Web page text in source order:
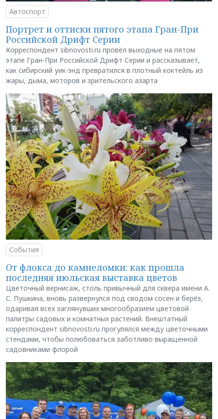
Автоспорт
Портрет и оттиски пятого этапа Гран-При
Российской Дрифт Серии
Корреспондент sibnovosti.ru провёл выходные на пятом
этапе Гран-При Российской Дрифт Серии и рассказывает,
как сибирский уик-энд превратился в плотный коктейль из
жары, дыма, моторов и зрительского азарта
События
От флокса до камнеломки: как прошла
последняя июльская выставка цветов
Цветочный вернисаж, столь привычный для сквера имени А.
С. Пушкина, вновь развернулся под сводом сосен и берёз,
одаривая всех заглянувших многообразием цветовой
палитры садовых и комнатных растений. Внештатный
корреспондент sibnovosti.ru прогулялся между цветочными
стендами, чтобы полюбоваться заботливо выращенной
садовниками флорой